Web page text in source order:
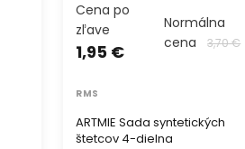
ARTMIE Sada syntetických
štetcov 4-dielna
Cena po
zľave
1,95 €
Normálna
cena
3,70 €
RMS